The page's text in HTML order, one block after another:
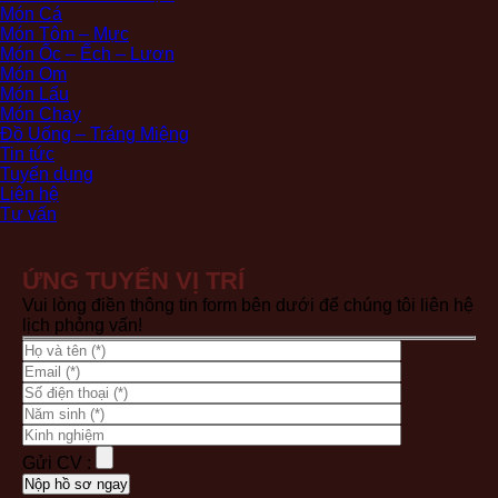
Món Cá
Món Tôm – Mực
Món Ốc – Ếch – Lươn
Món Om
Món Lẩu
Món Chay
Đồ Uống – Tráng Miệng
Tin tức
Tuyển dụng
Liên hệ
Tư vấn
ỨNG TUYỂN VỊ TRÍ
Vui lòng điền thông tin form bên dưới để chúng tôi liên hệ
lịch phỏng vấn!
Gửi CV :